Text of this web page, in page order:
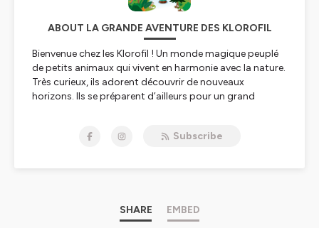
ABOUT LA GRANDE AVENTURE DES KLOROFIL
Bienvenue chez les Klorofil ! Un monde magique peuplé
de petits animaux qui vivent en harmonie avec la nature.
Très curieux, ils adorent découvrir de nouveaux
horizons. Ils se préparent d’ailleurs pour un grand
la trois… En route vers la Grande aventure avec les
Subscribe
SHARE EMBED